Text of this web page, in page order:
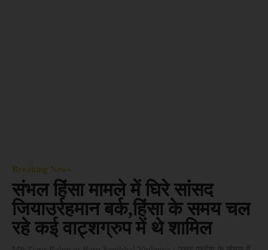
Breaking News
संभल हिंसा मामले में घिरे सांसद
जियाउर्रहमान बर्क,हिंसा के समय चल
रहे कई वाट्शग्रुप में थे शामिल